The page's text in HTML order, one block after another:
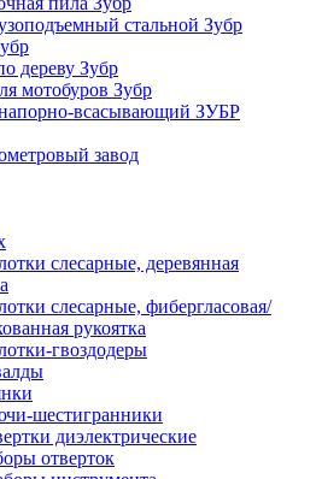
стальной Зубр
дереву Зубр
мотобуров Зубр
всасывающий ЗУБР
завод
слесарные, деревянная
слесарные, фибергласовая/
рукоятка
гвоздодеры
шестигранники
диэлектрические
отверток